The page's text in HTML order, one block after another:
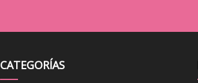
CATEGORÍAS